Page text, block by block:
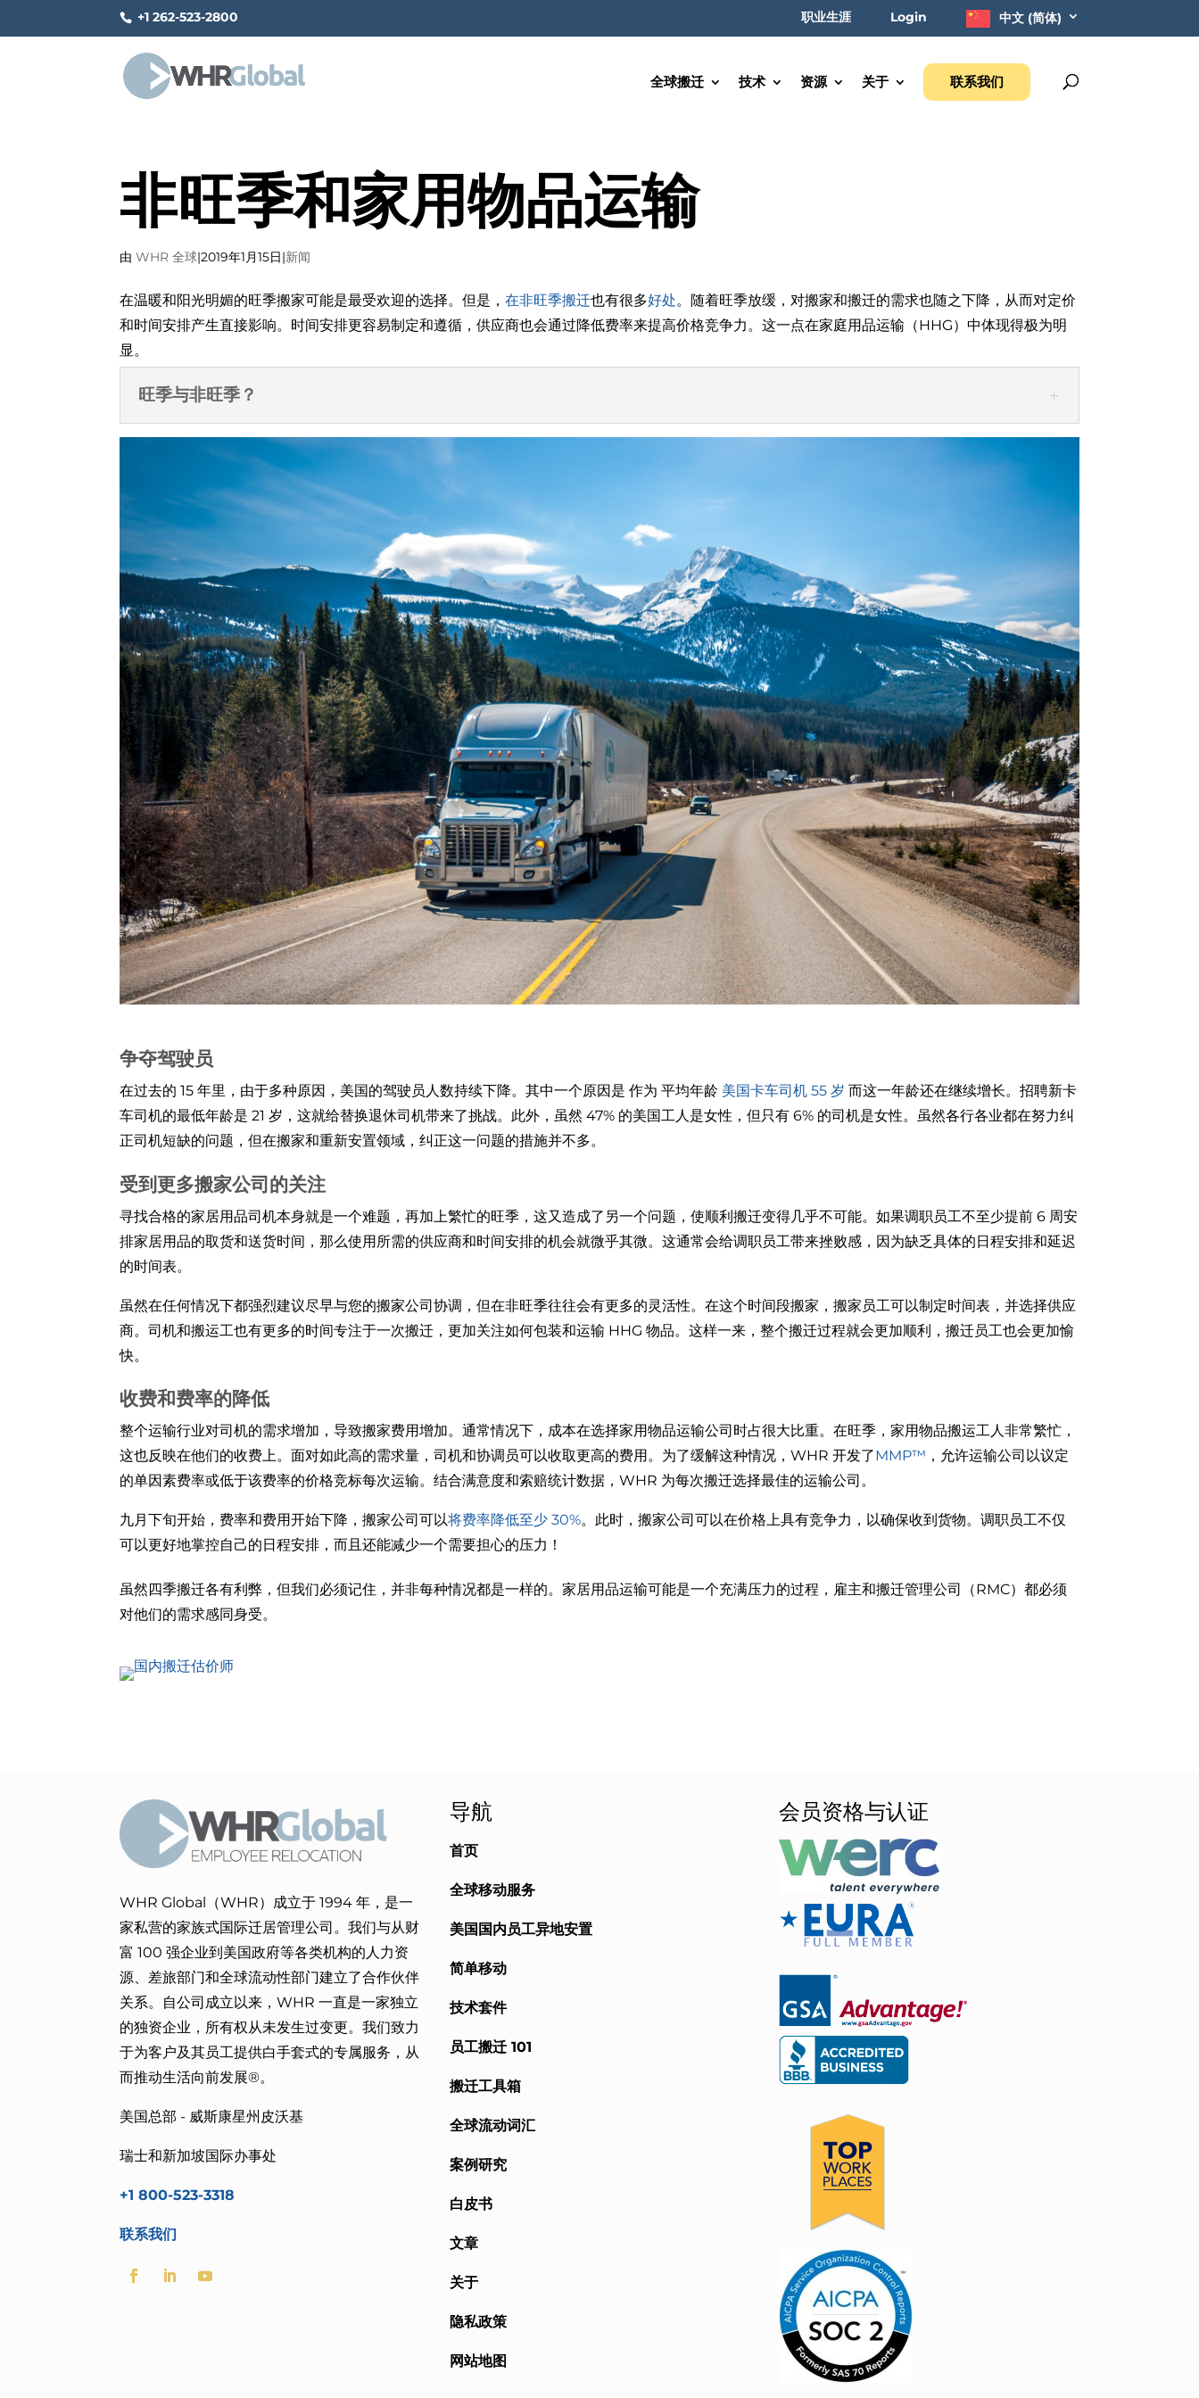
+1 262-523-2800 职业生涯 Login 中文 (简体)
全球搬迁 技术 资源 关于 联系我们
非旺季和家用物品运输
由WHR 全球|2019年1月15日|新闻
在温暖和阳光明媚的旺季搬家可能是最受欢迎的选择。但是，在非旺季搬迁也有很多好处。随着旺季放缓，对搬家和搬迁的需求也随之下降，从而对定价
和时间安排产生直接影响。时间安排更容易制定和遵循，供应商也会通过降低费率来提高价格竞争力。这一点在家庭用品运输（HHG）中体现得极为明
显。
旺季与非旺季？
争夺驾驶员
在过去的 15 年里，由于多种原因，美国的驾驶员人数持续下降。其中一个原因是作为 平均年龄 美国卡车司机 55 岁 而这一年龄还在继续增长。招聘新卡
车司机的最低年龄是 21 岁，这就给替换退休司机带来了挑战。此外，虽然 47% 的美国工人是女性，但只有 6% 的司机是女性。虽然各行各业都在努力纠
正司机短缺的问题，但在搬家和重新安置领域，纠正这一问题的措施并不多。
受到更多搬家公司的关注
寻找合格的家居用品司机本身就是一个难题，再加上繁忙的旺季，这又造成了另一个问题，使顺利搬迁变得几乎不可能。如果调职员工不至少提前 6 周安
排家居用品的取货和送货时间，那么使用所需的供应商和时间安排的机会就微乎其微。这通常会给调职员工带来挫败感，因为缺乏具体的日程安排和延迟
的时间表。
虽然在任何情况下都强烈建议尽早与您的搬家公司协调，但在非旺季往往会有更多的灵活性。在这个时间段搬家，搬家员工可以制定时间表，并选择供应
商。司机和搬运工也有更多的时间专注于一次搬迁，更加关注如何包装和运输 HHG 物品。这样一来，整个搬迁过程就会更加顺利，搬迁员工也会更加愉
快。
收费和费率的降低
整个运输行业对司机的需求增加，导致搬家费用增加。通常情况下，成本在选择家用物品运输公司时占很大比重。在旺季，家用物品搬运工人非常繁忙，
这也反映在他们的收费上。面对如此高的需求量，司机和协调员可以收取更高的费用。为了缓解这种情况，WHR 开发了MMP™ ，允许运输公司以议定
的单因素费率或低于该费率的价格竞标每次运输。结合满意度和索赔统计数据，WHR 为每次搬迁选择最佳的运输公司。
九月下旬开始，费率和费用开始下降，搬家公司可以将费率降低至少 30%。此时，搬家公司可以在价格上具有竞争力，以确保收到货物。调职员工不仅
可以更好地掌控自己的日程安排，而且还能减少一个需要担心的压力！
虽然四季搬迁各有利弊，但我们必须记住，并非每种情况都是一样的。家居用品运输可能是一个充满压力的过程，雇主和搬迁管理公司（RMC）都必须
对他们的需求感同身受。
WHR Global（WHR）成立于 1994 年，是一
家私营的家族式国际迁居管理公司。我们与从财
富 100 强企业到美国政府等各类机构的人力资
源、差旅部门和全球流动性部门建立了合作伙伴
关系。自公司成立以来，WHR 一直是一家独立
的独资企业，所有权从未发生过变更。我们致力
于为客户及其员工提供白手套式的专属服务，从
而推动生活向前发展®。
美国总部 - 威斯康星州皮沃基
瑞士和新加坡国际办事处
+1 800-523-3318
联系我们
导航
首页
全球移动服务
美国国内员工异地安置
简单移动
技术套件
员工搬迁 101
搬迁工具箱
全球流动词汇
案例研究
白皮书
文章
关于
隐私政策
网站地图
会员资格与认证